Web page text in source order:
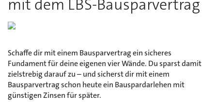
mit dem LBS-Bausparvertrag
Schaffe dir mit einem Bausparvertrag ein sicheres
Fundament für deine eigenen vier Wände. Du sparst damit
zielstrebig darauf zu – und sicherst dir mit einem
Bausparvertrag schon heute ein Bauspardarlehen mit
günstigen Zinsen für später.